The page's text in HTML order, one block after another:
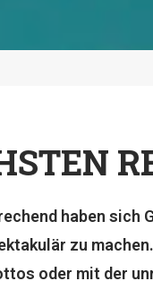
haben sich
zu
oder mit der